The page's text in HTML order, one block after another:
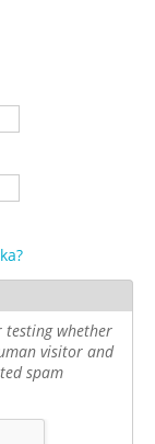
testing whether
visitor and
spam